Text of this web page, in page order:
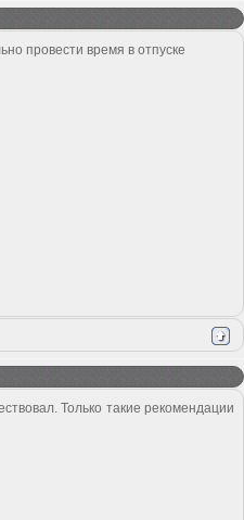
провести время в отпуске
Только такие рекомендации